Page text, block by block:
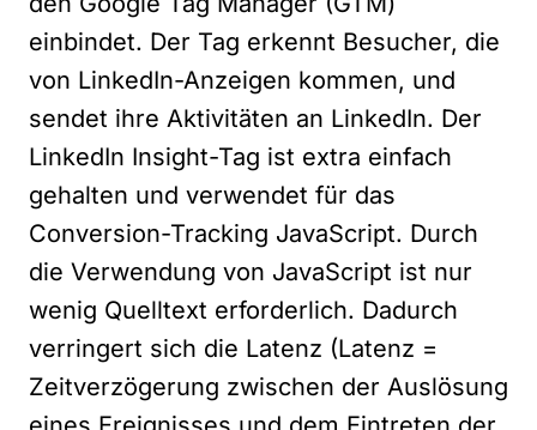
einbindet. Der Tag erkennt Besucher, die
von LinkedIn-Anzeigen kommen, und
sendet ihre Aktivitäten an LinkedIn. Der
LinkedIn Insight-Tag ist extra einfach
gehalten und verwendet für das
Conversion-Tracking JavaScript. Durch
die Verwendung von JavaScript ist nur
wenig Quelltext erforderlich. Dadurch
verringert sich die Latenz (Latenz =
Zeitverzögerung zwischen der Auslösung